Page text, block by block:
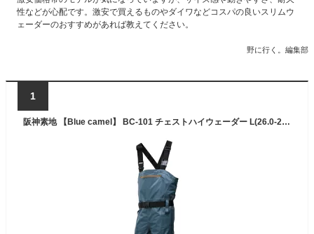
性などが心配です。激安で買えるものやダイワなどコスパの良いスリムウ
ェーダーのおすすめがあれば教えてください。
野に行く。編集部
1
阪神素地 【Blue camel】 BC-101 チェストハイウェーダー L(26.0-26.5cm) グレー